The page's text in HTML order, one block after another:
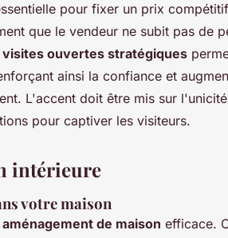
pour fixer un prix
que le vendeur ne subit pas de
visites ouvertes stratégiques
ainsi la confiance et
L'accent doit être mis sur
pour captiver les visiteurs.
intérieure
votre maison
aménagement de maison efficace.